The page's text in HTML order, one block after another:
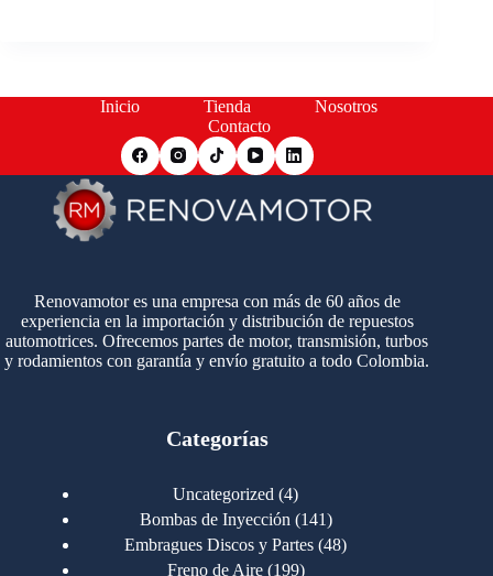
Inicio Tienda
Nosotros
Contacto
Renovamotor es una empresa con más de 60 años de
experiencia en la importación y distribución de repuestos
automotrices. Ofrecemos partes de motor, transmisión, turbos
y rodamientos con garantía y envío gratuito a todo Colombia.
Categorías
Uncategorized 44
productos
Bombas de Inyección 141141
productos
Embragues Discos y Partes 4848
Freno de Aire 199199